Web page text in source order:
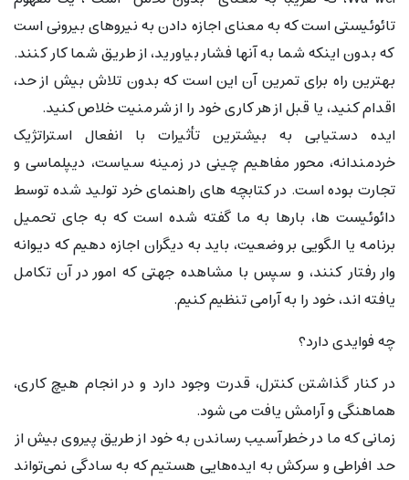
تائوئیستی است که به معنای اجازه دادن به نیروهای بیرونی است
که بدون اینکه شما به آنها فشار بیاورید، از طریق شما کار کنند.
بهترین راه برای تمرین آن این است که بدون تلاش بیش از حد،
اقدام کنید، یا قبل از هر کاری خود را از شر منیت خلاص کنید.
ایده دستیابی به بیشترین تأثیرات با انفعال استراتژیک
خردمندانه، محور مفاهیم چینی در زمینه سیاست، دیپلماسی و
تجارت بوده است. در کتابچه های راهنمای خرد تولید شده توسط
دائوئیست ها، بارها به ما گفته شده است که به جای تحمیل
برنامه یا الگویی بر وضعیت، باید به دیگران اجازه دهیم که دیوانه
وار رفتار کنند، و سپس با مشاهده جهتی که امور در آن تکامل
یافته اند، خود را به آرامی تنظیم کنیم.
چه فوایدی دارد؟
در کنار گذاشتن کنترل، قدرت وجود دارد و در انجام هیچ کاری،
هماهنگی و آرامش یافت می شود.
زمانی که ما در خطر آسیب رساندن به خود از طریق پیروی بیش از
حد افراطی و سرکش به ایده‌هایی هستیم که به سادگی نمی‌تواند